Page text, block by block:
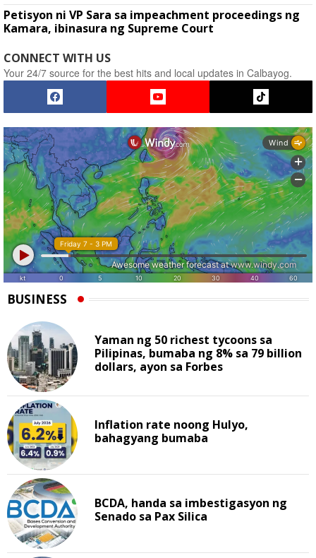
Petisyon ni VP Sara sa impeachment proceedings ng
Kamara, ibinasura ng Supreme Court
CONNECT WITH US
Your 24/7 source for the best hits and local updates in Calbayog.
BUSINESS
Yaman ng 50 richest tycoons sa
Pilipinas, bumaba ng 8% sa 79 billion
dollars, ayon sa Forbes
Inflation rate noong Hulyo,
bahagyang bumaba
BCDA, handa sa imbestigasyon ng
Senado sa Pax Silica